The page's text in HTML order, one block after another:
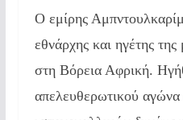
Ο εμίρης
εθνάρχης και ηγέτης
στη Βόρεια Αφρική.
απελευθερωτικού